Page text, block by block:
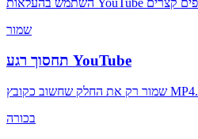
שמור
תחסוך רגע YouTube
שמור רק את החלק שחשוב כקובץ MP4.
בכורה